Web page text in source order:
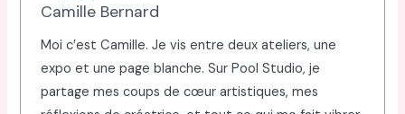
Camille Bernard
Moi c’est Camille. Je vis entre deux ateliers, une
expo et une page blanche. Sur Pool Studio, je
partage mes coups de cœur artistiques, mes